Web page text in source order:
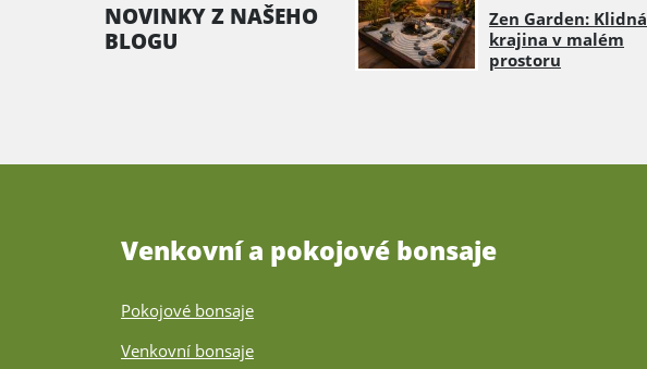
NOVINKY Z NAŠEHO
BLOGU
Zen Garden: Klidná
krajina v malém
prostoru
Venkovní a pokojové bonsaje
Pokojové bonsaje
Venkovní bonsaje